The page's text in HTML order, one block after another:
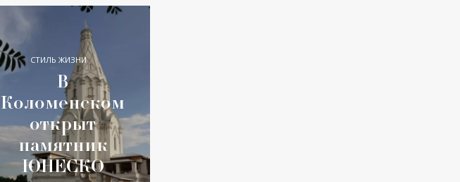
СТИЛЬ ЖИЗНИ
В
Коломенском
открыт
памятник
ЮНЕСКО